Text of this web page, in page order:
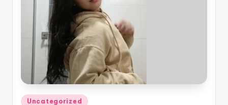
Publicado
Uncategorized